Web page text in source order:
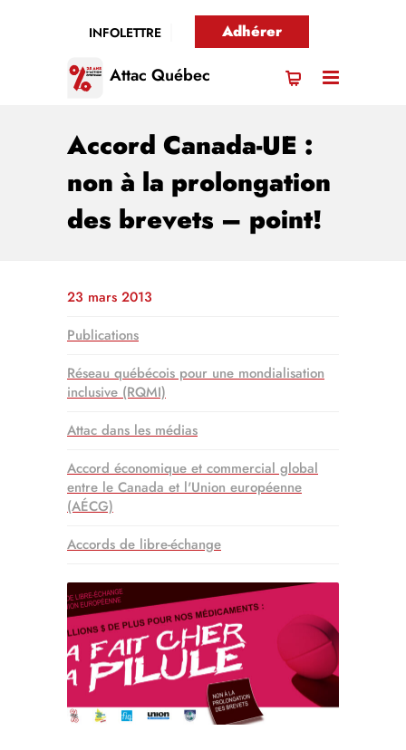
INFOLETTRE Adhérer
Attac Québec
Accord Canada-UE :
non à la prolongation
des brevets – point!
23 mars 2013
Publications
Réseau québécois pour une mondialisation
inclusive (RQMI)
Attac dans les médias
Accord économique et commercial global
entre le Canada et l'Union européenne
(AÉCG)
Accords de libre-échange